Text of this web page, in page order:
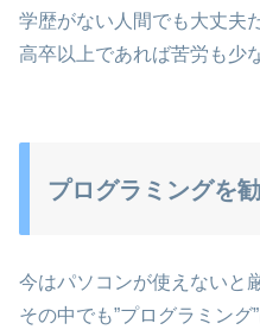
学歴がない人間でも大丈夫
高卒以上であれば苦労も少
プログラミングを
今はパソコンが使えないと
その中でも”プログラミング